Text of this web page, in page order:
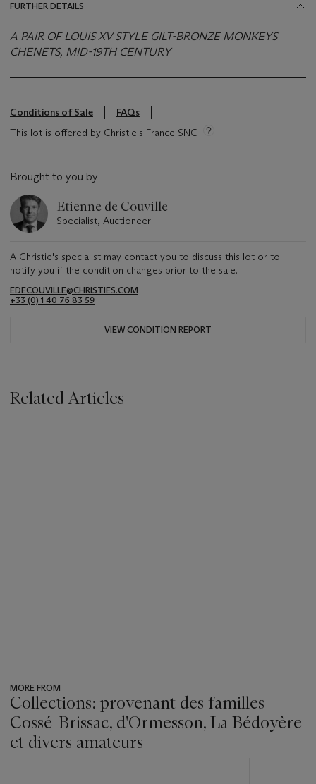
FURTHER DETAILS
A PAIR OF LOUIS XV STYLE GILT-BRONZE MONKEYS
CHENETS, MID-19TH CENTURY
Conditions of Sale
FAQs
This lot is offered by Christie's France SNC
Brought to you by
Etienne de Couville
Specialist, Auctioneer
A Christie's specialist may contact you to discuss this lot or to
notify you if the condition changes prior to the sale.
EDECOUVILLE@CHRISTIES.COM
+33 (0) 1 40 76 83 59
VIEW CONDITION REPORT
Related Articles
MORE FROM
Collections: provenant des familles
Cossé-Brissac, d'Ormesson, La Bédoyère
et divers amateurs